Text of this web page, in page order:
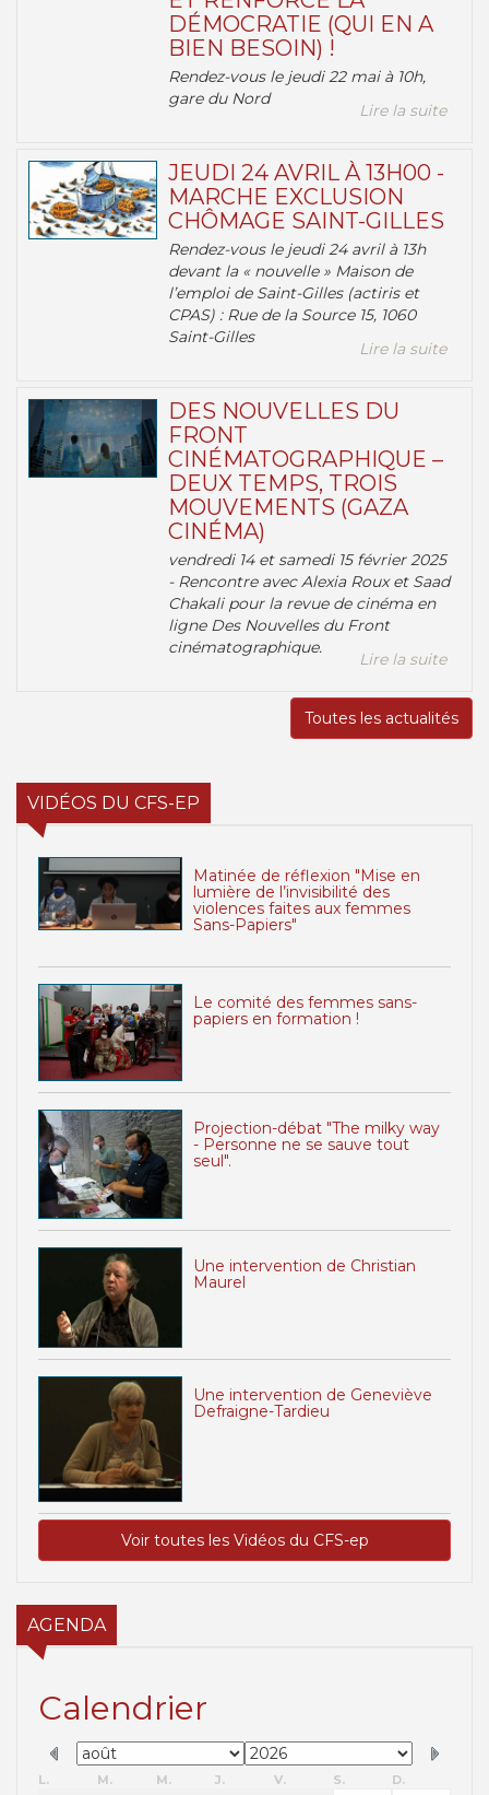
DÉMOCRATIE (QUI EN A
BIEN BESOIN) !
Rendez-vous le jeudi 22 mai à 10h,
gare du Nord
Lire la suite
JEUDI 24 AVRIL À 13H00 -
MARCHE EXCLUSION
CHÔMAGE SAINT-GILLES
Rendez-vous le jeudi 24 avril à 13h
devant la « nouvelle » Maison de
l’emploi de Saint-Gilles (actiris et
CPAS) : Rue de la Source 15, 1060
Saint-Gilles
Lire la suite
DES NOUVELLES DU
FRONT
CINÉMATOGRAPHIQUE –
DEUX TEMPS, TROIS
MOUVEMENTS (GAZA
CINÉMA)
vendredi 14 et samedi 15 février 2025
- Rencontre avec Alexia Roux et Saad
Chakali pour la revue de cinéma en
ligne Des Nouvelles du Front
cinématographique.
Lire la suite
Toutes les actualités
VIDÉOS DU CFS-EP
Matinée de réflexion "Mise en
lumière de l’invisibilité des
violences faites aux femmes
Sans-Papiers"
Le comité des femmes sans-
papiers en formation !
Projection-débat "The milky way
- Personne ne se sauve tout
seul".
Une intervention de Christian
Maurel
Une intervention de Geneviève
Defraigne-Tardieu
Voir toutes les Vidéos du CFS-ep
AGENDA
Calendrier
L. M. M. J. V. S.
D.